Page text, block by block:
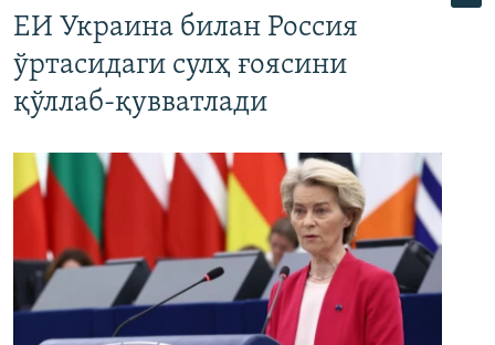
ЕИ Украина билан Россия
ўртасидаги сулҳ ғоясини
қўллаб-қувватлади